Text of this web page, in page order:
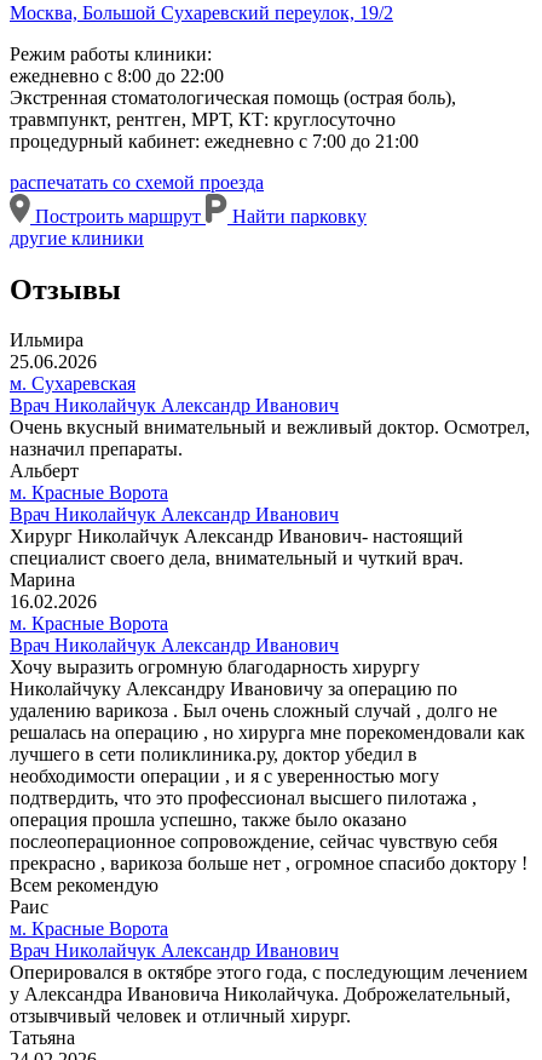
Москва, Большой Сухаревский переулок, 19/2
Режим работы клиники:
ежедневно с 8:00 до 22:00
Экстренная стоматологическая помощь (острая боль),
травмпункт, рентген, МРТ, КТ: круглосуточно
процедурный кабинет: ежедневно с 7:00 до 21:00
распечатать со схемой проезда
Построить маршрут
Найти парковку
другие клиники
Отзывы
Ильмира
25.06.2026
м. Сухаревская
Врач Николайчук Александр Иванович
Очень вкусный внимательный и вежливый доктор. Осмотрел,
назначил препараты.
Альберт
м. Красные Ворота
Врач Николайчук Александр Иванович
Хирург Николайчук Александр Иванович- настоящий
специалист своего дела, внимательный и чуткий врач.
Марина
16.02.2026
м. Красные Ворота
Врач Николайчук Александр Иванович
Хочу выразить огромную благодарность хирургу
Николайчуку Александру Ивановичу за операцию по
удалению варикоза . Был очень сложный случай , долго не
решалась на операцию , но хирурга мне порекомендовали как
лучшего в сети поликлиника.ру, доктор убедил в
необходимости операции , и я с уверенностью могу
подтвердить, что это профессионал высшего пилотажа ,
операция прошла успешно, также было оказано
послеоперационное сопровождение, сейчас чувствую себя
прекрасно , варикоза больше нет , огромное спасибо доктору !
Всем рекомендую
Раис
м. Красные Ворота
Врач Николайчук Александр Иванович
Оперировался в октябре этого года, с последующим лечением
у Александра Ивановича Николайчука. Доброжелательный,
отзывчивый человек и отличный хирург.
Татьяна